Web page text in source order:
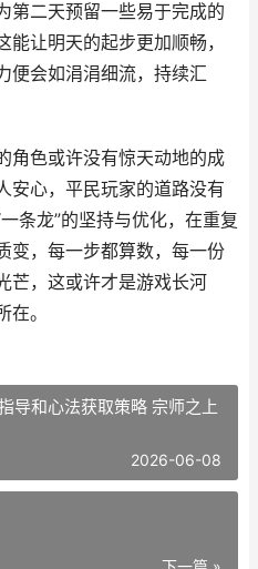
第二天预留一些易于完成的
让明天的起步更加顺畅，
便会如涓涓细流，持续汇
角色或许没有惊天动地的成
安心，平民玩家的道路没有
条龙”的坚持与优化，在重复
变，每一步都算数，每一份
芒，这或许才是游戏长河
。
导和心法获取策略 宗师之上
2026-06-08